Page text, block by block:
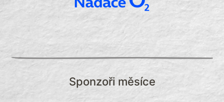
Sponzoři měsíce